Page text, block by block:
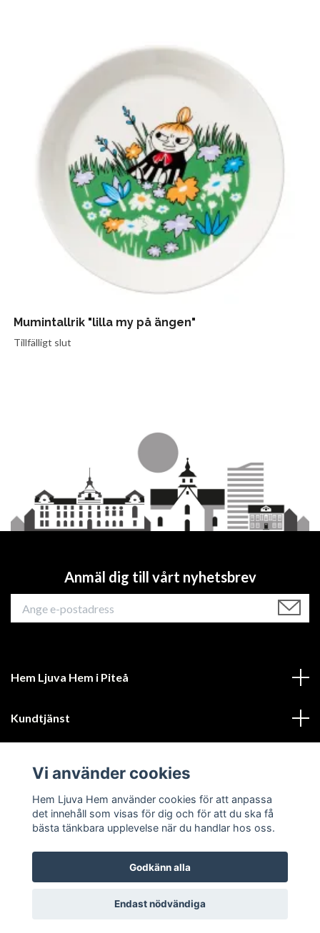
Mumintallrik "lilla my på ängen"
Tillfälligt slut
Anmäl dig till vårt nyhetsbrev
Hem Ljuva Hem i Piteå
Kundtjänst
Sociala medier
© 2026 Hem Ljuva Hem
Vi använder cookies
Hem Ljuva Hem använder cookies för att anpassa
det innehåll som visas för dig och för att du ska få
bästa tänkbara upplevelse när du handlar hos oss.
Godkänn alla
Endast nödvändiga